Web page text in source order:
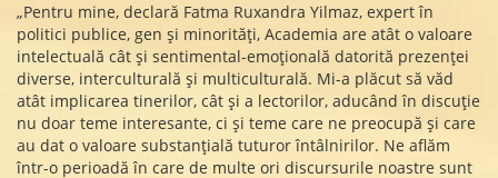
„Pentru mine, declară Fatma Ruxandra Yilmaz, expert în
politici publice, gen și minorități, Academia are atât o valoare
intelectuală cât și sentimental-emoțională datorită prezenței
diverse, interculturală și multiculturală. Mi-a plăcut să văd
atât implicarea tinerilor, cât și a lectorilor, aducând în discuție
nu doar teme interesante, ci și teme care ne preocupă și care
au dat o valoare substanțială tuturor întâlnirilor. Ne aflăm
într-o perioadă în care de multe ori discursurile noastre sunt